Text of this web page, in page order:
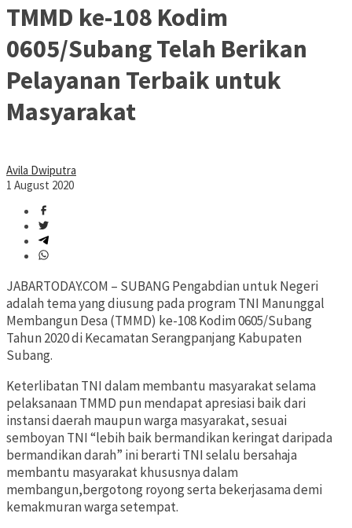
TMMD ke-108 Kodim
0605/Subang Telah Berikan
Pelayanan Terbaik untuk
Masyarakat
Avila Dwiputra
1 August 2020
JABARTODAY.COM – SUBANG Pengabdian untuk Negeri
adalah tema yang diusung pada program TNI Manunggal
Membangun Desa (TMMD) ke-108 Kodim 0605/Subang
Tahun 2020 di Kecamatan Serangpanjang Kabupaten
Subang.
Keterlibatan TNI dalam membantu masyarakat selama
pelaksanaan TMMD pun mendapat apresiasi baik dari
instansi daerah maupun warga masyarakat, sesuai
semboyan TNI “lebih baik bermandikan keringat daripada
bermandikan darah” ini berarti TNI selalu bersahaja
membantu masyarakat khususnya dalam
membangun,bergotong royong serta bekerjasama demi
kemakmuran warga setempat.